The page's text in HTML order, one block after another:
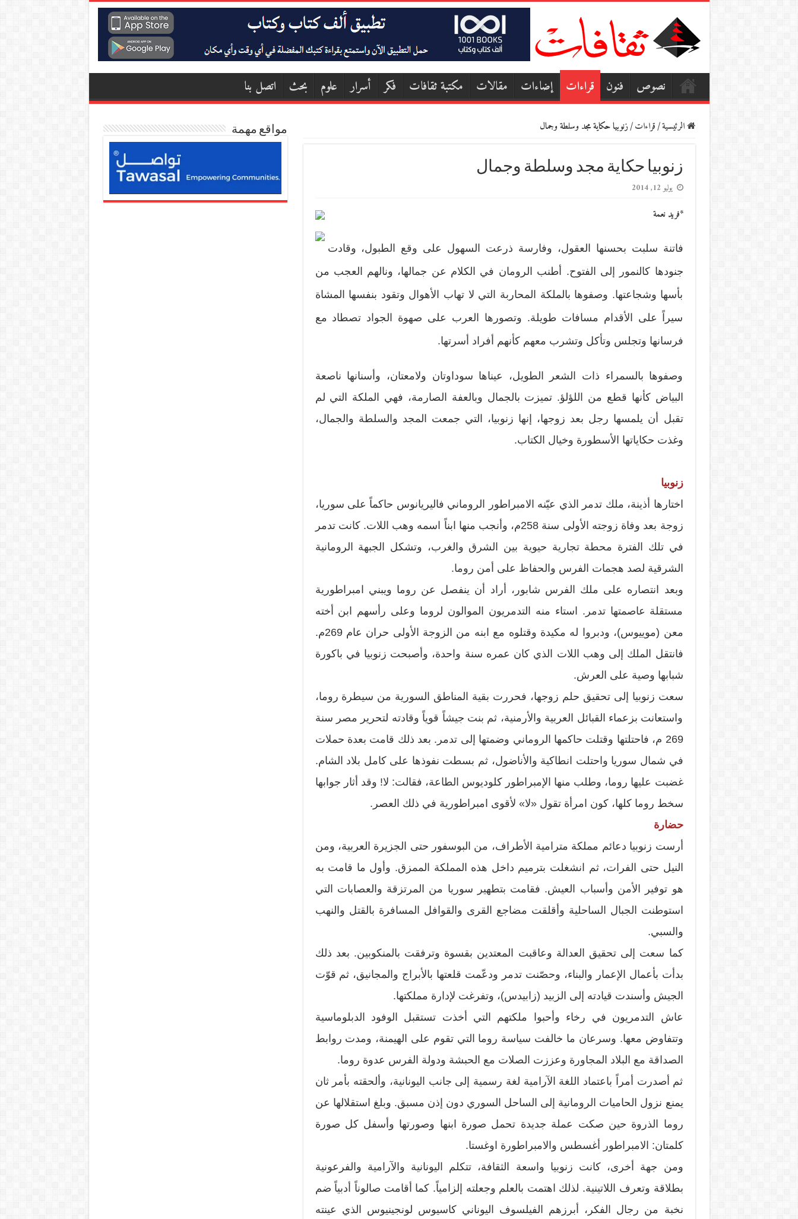
نصوص فنون قراءات إضاءات مقالات مكتبة ثقافات فكر أسرار علوم بحث اتصل بنا
الرئيسية/قراءات/زنوبيا حكاية مجد وسلطة وجمال
زنوبيا حكاية مجد وسلطة وجمال
يوليو 12, 2014
*فريد نعمة
فاتنة سلبت بحسنها العقول، وفارسة ذرعت السهول على وقع الطبول، وقادت
جنودها كالنمور إلى الفتوح. أطنب الرومان في الكلام عن جمالها، ونالهم العجب من
بأسها وشجاعتها. وصفوها بالملكة المحاربة التي لا تهاب الأهوال وتقود بنفسها المشاة
سيراً على الأقدام مسافات طويلة. وتصورها العرب على صهوة الجواد تصطاد مع
فرسانها وتجلس وتأكل وتشرب معهم كأنهم أفراد أسرتها.
وصفوها بالسمراء ذات الشعر الطويل، عيناها سوداوتان ولامعتان، وأسنانها ناصعة
البياض كأنها قطع من اللؤلؤ. تميزت بالجمال وبالعفة الصارمة، فهي الملكة التي لم
تقبل أن يلمسها رجل بعد زوجها، إنها زنوبيا، التي جمعت المجد والسلطة والجمال،
وغذت حكاياتها الأسطورة وخيال الكتاب.
زنوبيا
اختارها أذينة، ملك تدمر الذي عيّنه الامبراطور الروماني فاليريانوس حاكماً على سوريا،
زوجة بعد وفاة زوجته الأولى سنة 258م، وأنجب منها ابناً اسمه وهب اللات. كانت تدمر
في تلك الفترة محطة تجارية حيوية بين الشرق والغرب، وتشكل الجبهة الرومانية
الشرقية لصد هجمات الفرس والحفاظ على أمن روما.
وبعد انتصاره على ملك الفرس شابور، أراد أن ينفصل عن روما ويبني امبراطورية
مستقلة عاصمتها تدمر. استاء منه التدمريون الموالون لروما وعلى رأسهم ابن أخته
معن (موييوس)، ودبروا له مكيدة وقتلوه مع ابنه من الزوجة الأولى حران عام 269م.
فانتقل الملك إلى وهب اللات الذي كان عمره سنة واحدة، وأصبحت زنوبيا في باكورة
شبابها وصية على العرش.
سعت زنوبيا إلى تحقيق حلم زوجها، فحررت بقية المناطق السورية من سيطرة روما،
واستعانت بزعماء القبائل العربية والأرمنية، ثم بنت جيشاً قوياً وقادته لتحرير مصر سنة
269 م، فاحتلتها وقتلت حاكمها الروماني وضمتها إلى تدمر. بعد ذلك قامت بعدة حملات
في شمال سوريا واحتلت انطاكية والأناضول، ثم بسطت نفوذها على كامل بلاد الشام.
غضبت عليها روما، وطلب منها الإمبراطور كلوديوس الطاعة، فقالت: لا! وقد أثار جوابها
سخط روما كلها، كون امرأة تقول «لا» لأقوى امبراطورية في ذلك العصر.
حضارة
أرست زنوبيا دعائم مملكة مترامية الأطراف، من البوسفور حتى الجزيرة العربية، ومن
النيل حتى الفرات، ثم انشغلت بترميم داخل هذه المملكة الممزق. وأول ما قامت به
هو توفير الأمن وأسباب العيش. فقامت بتطهير سوريا من المرتزقة والعصابات التي
استوطنت الجبال الساحلية وأقلقت مضاجع القرى والقوافل المسافرة بالقتل والنهب
والسبي.
كما سعت إلى تحقيق العدالة وعاقبت المعتدين بقسوة وترفقت بالمنكوبين. بعد ذلك
بدأت بأعمال الإعمار والبناء، وحصّنت تدمر ودعّمت قلعتها بالأبراج والمجانيق، ثم قوّت
الجيش وأسندت قيادته إلى الزبيد (زابيدس)، وتفرغت لإدارة مملكتها.
عاش التدمريون في رخاء وأحبوا ملكتهم التي أخذت تستقبل الوفود الدبلوماسية
وتتفاوض معها. وسرعان ما خالفت سياسة روما التي تقوم على الهيمنة، ومدت روابط
الصداقة مع البلاد المجاورة وعززت الصلات مع الحبشة ودولة الفرس عدوة روما.
ثم أصدرت أمراً باعتماد اللغة الآرامية لغة رسمية إلى جانب اليونانية، وألحقته بأمر ثان
يمنع نزول الحاميات الرومانية إلى الساحل السوري دون إذن مسبق. وبلغ استقلالها عن
روما الذروة حين صكت عملة جديدة تحمل صورة ابنها وصورتها وأسفل كل صورة
كلمتان: الامبراطور أغسطس والامبراطورة اوغستا.
ومن جهة أخرى، كانت زنوبيا واسعة الثقافة، تتكلم اليونانية والآرامية والفرعونية
بطلاقة وتعرف اللاتينية. لذلك اهتمت بالعلم وجعلته إلزامياً. كما أقامت صالوناً أدبياً ضم
نخبة من رجال الفكر، أبرزهم الفيلسوف اليوناني كاسيوس لونجينيوس الذي عينته
مواقع مهمة